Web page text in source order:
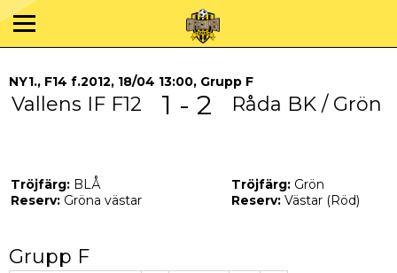
NY1., F14 f.2012, 18/04 13:00, Grupp F
Vallens IF F12 1 - 2 Råda BK / Grön
Tröjfärg: BLÅ
Reserv: Gröna västar
Tröjfärg: Grön
Reserv: Västar (Röd)
Grupp F